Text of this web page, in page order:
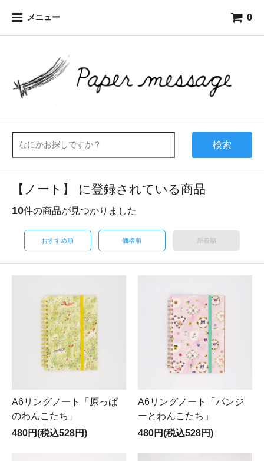
メニュー 0
検索
【ノート】 に登録されている商品
10件の商品が見つかりました
おすすめ順 価格順 新着順
A6リングノート「原っぱ
のわんこたち」
480円(税込528円)
A6リングノート「パンジ
ーとわんこたち」
480円(税込528円)